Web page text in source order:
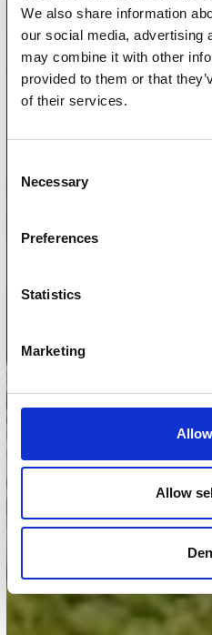
We also share information
our social media, advertising
may combine it with other
provided to them or that
of their services.
Selection
Necessary
Preferences
Statistics
Marketing
Allow